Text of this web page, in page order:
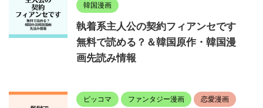
韓国漫画
執着系主人公の契約フィアンセです
無料で読める？＆韓国原作・韓国漫
画先読み情報
ピッコマ ファンタジー漫画 恋愛漫画